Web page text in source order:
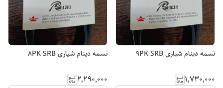
تسمه دینام شیاری 9PK SRB
۱٬۷۳۰٬۰۰۰
تسمه دینام شیاری 8PK SRB
۲٬۲۹۰٬۰۰۰